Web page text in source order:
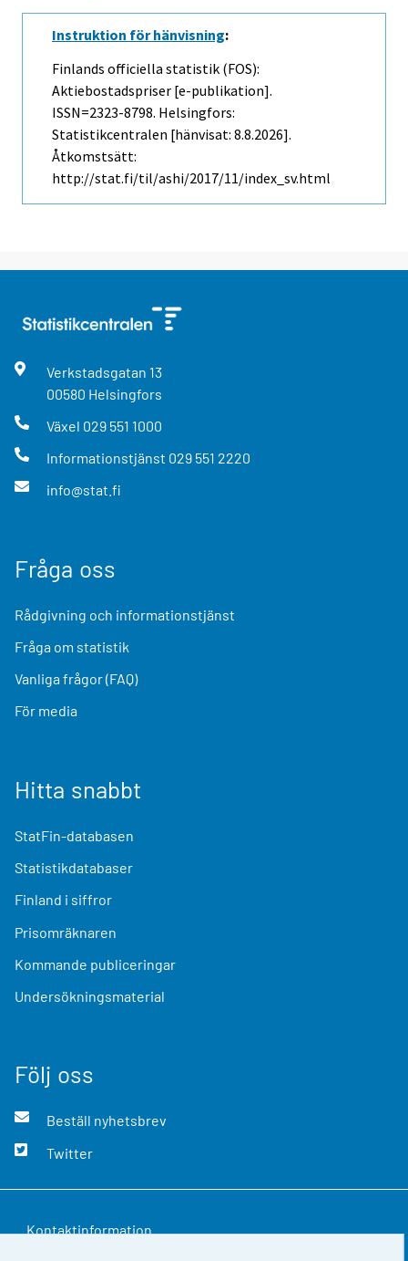
Instruktion för hänvisning:
Finlands officiella statistik (FOS):
Aktiebostadspriser [e-publikation].
ISSN=2323-8798. Helsingfors:
Statistikcentralen [hänvisat: 8.8.2026].
Åtkomstsätt:
http://stat.fi/til/ashi/2017/11/index_sv.html
Verkstadsgatan 13
00580 Helsingfors
Växel 029 551 1000
Informationstjänst 029 551 2220
info@stat.fi
Fråga oss
Rådgivning och informationstjänst
Fråga om statistik
Vanliga frågor (FAQ)
För media
Hitta snabbt
StatFin-databasen
Statistikdatabaser
Finland i siffror
Prisomräknaren
Kommande publiceringar
Undersökningsmaterial
Följ oss
Beställ nyhetsbrev
Twitter
Kontaktinformation